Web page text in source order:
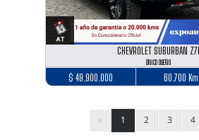
CHEVROLET SUBURBAN Z71
ÚNICO DUEÑO
$ 49.900.000 60.700 Km
« 1 2 3 4